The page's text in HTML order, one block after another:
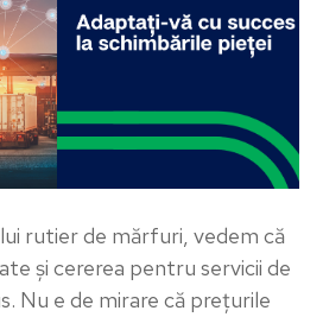
rutier de mărfuri, vedem că
și cererea pentru servicii de
Nu e de mirare că prețurile